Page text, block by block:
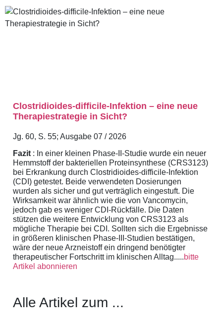
Clostridioides-difficile-Infektion – eine neue
Therapiestrategie in Sicht?
Jg. 60, S. 55; Ausgabe 07 / 2026
Fazit : In einer kleinen Phase-II-Studie wurde ein neuer
Hemmstoff der bakteriellen Proteinsynthese (CRS3123)
bei Erkrankung durch Clostridioides-difficile-Infektion
(CDI) getestet. Beide verwendeten Dosierungen
wurden als sicher und gut verträglich eingestuft. Die
Wirksamkeit war ähnlich wie die von Vancomycin,
jedoch gab es weniger CDI-Rückfälle. Die Daten
stützen die weitere Entwicklung von CRS3123 als
mögliche Therapie bei CDI. Sollten sich die Ergebnisse
in größeren klinischen Phase-III-Studien bestätigen,
wäre der neue Arzneistoff ein dringend benötigter
therapeutischer Fortschritt im klinischen Alltag.....bitte
Artikel abonnieren
Alle Artikel zum ...